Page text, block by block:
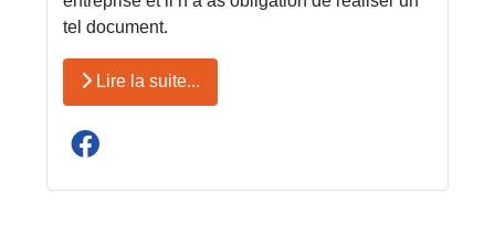
tel document.
Lire la suite...